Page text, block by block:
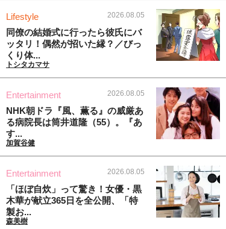
Lifestyle 2026.08.05
同僚の結婚式に行ったら彼氏にバ
ッタリ！偶然が招いた縁？／びっ
くり体...
トシタカマサ
Entertainment 2026.08.05
NHK朝ドラ『風、薫る』の威厳あ
る病院長は筒井道隆（55）。『あ
す...
加賀谷健
Entertainment 2026.08.05
「ほぼ自炊」って驚き！女優・黒
木華が献立365日を全公開、「特
製お...
森美樹